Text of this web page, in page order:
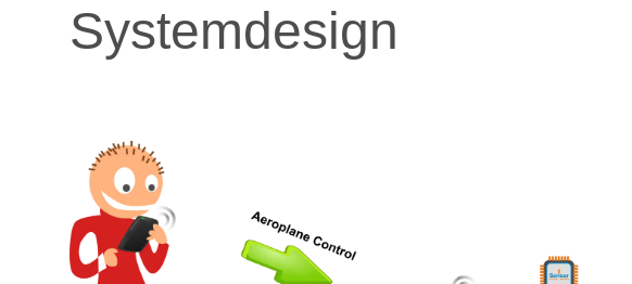
Systemdesign